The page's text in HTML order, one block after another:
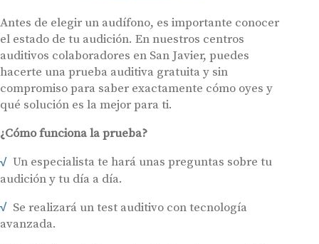
Antes de elegir un audífono, es importante conocer
el estado de tu audición. En nuestros centros
auditivos colaboradores en San Javier, puedes
hacerte una prueba auditiva gratuita y sin
compromiso para saber exactamente cómo oyes y
qué solución es la mejor para ti.
¿Cómo funciona la prueba?
Un especialista te hará unas preguntas sobre tu
audición y tu día a día.
Se realizará un test auditivo con tecnología
avanzada.